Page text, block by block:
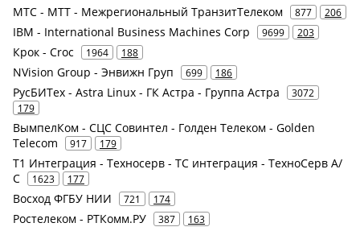
МТС - МТТ - Межрегиональный ТранзитТелеком 877 206
IBM - International Business Machines Corp 9699 203
Крок - Croc 1964 188
NVision Group - Энвижн Груп 699 186
РусБИТех - Astra Linux - ГК Астра - Группа Астра
3072
179
ВымпелКом - СЦС Совинтел - Голден Телеком - Golden
Telecom
917 179
Т1 Интеграция - Техносерв - ТС интеграция - ТехноСерв А/
С
1623 177
Восход ФГБУ НИИ 721 174
Ростелеком - РТКомм.РУ 387 163